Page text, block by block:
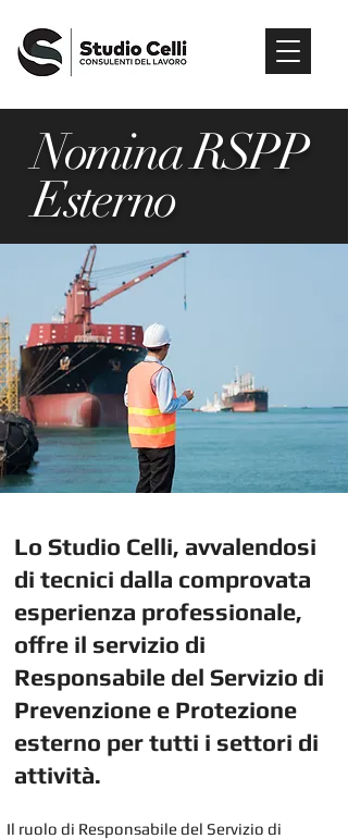
Nomina RSPP
Esterno
Lo Studio Celli, avvalendosi
di tecnici dalla comprovata
esperienza professionale,
offre il servizio di
Responsabile del Servizio di
Prevenzione e Protezione
esterno per tutti i settori di
attività.
Il ruolo di Responsabile del Servizio di